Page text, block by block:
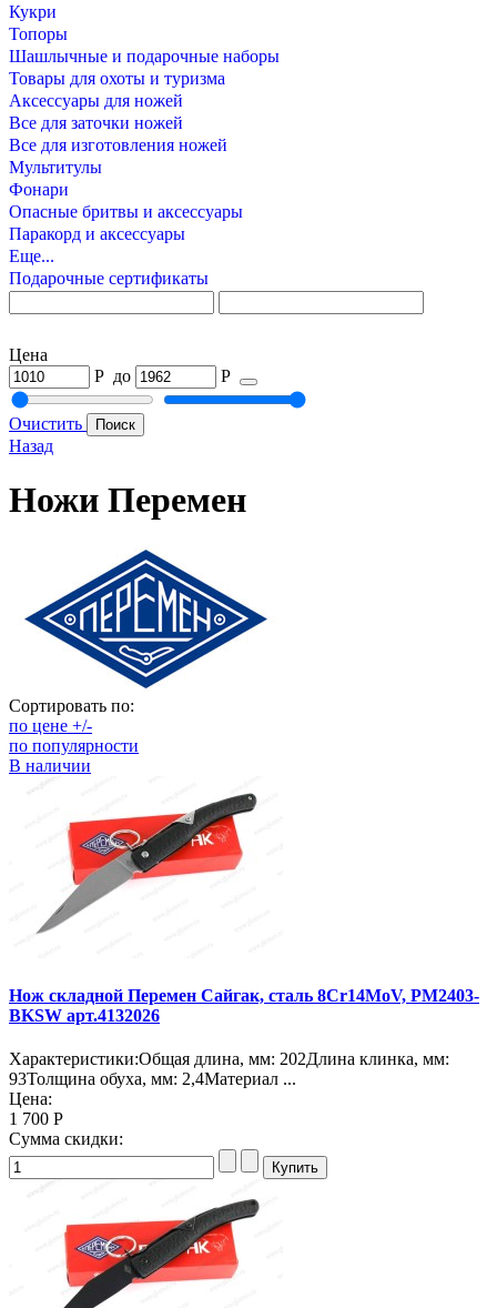
Кукри
Топоры
Шашлычные и подарочные наборы
Товары для охоты и туризма
Аксессуары для ножей
Все для заточки ножей
Все для изготовления ножей
Мультитулы
Фонари
Опасные бритвы и аксессуары
Паракорд и аксессуары
Еще...
Подарочные сертификаты
Цена
Р до Р
Очистить
Назад
Ножи Перемен
Сортировать по:
по цене +/-
по популярности
В наличии
Нож складной Перемен Сайгак, сталь 8Cr14MoV, PM2403-
BKSW арт.4132026
Характеристики:Общая длина, мм: 202Длина клинка, мм:
93Толщина обуха, мм: 2,4Материал ...
Цена:
1 700 Р
Сумма скидки: